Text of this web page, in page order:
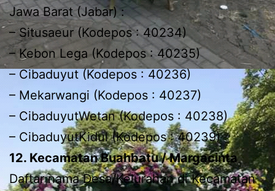
Jawa Barat (Jabar) :
– Situsaeur (Kodepos : 40234)
– Kebon Lega (Kodepos : 40235)
– Cibaduyut (Kodepos : 40236)
– Mekarwangi (Kodepos : 40237)
– CibaduyutWetan (Kodepos : 40238)
– CibaduyutKidul (Kodepos : 40239)
12. Kecamatan Buahbatu / Margacinta
Daftar nama Desa/Kelurahan di Kecamatan